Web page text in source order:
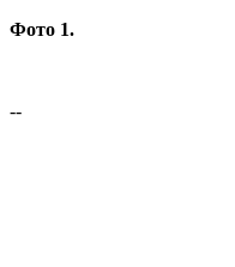
Фото 1.
--